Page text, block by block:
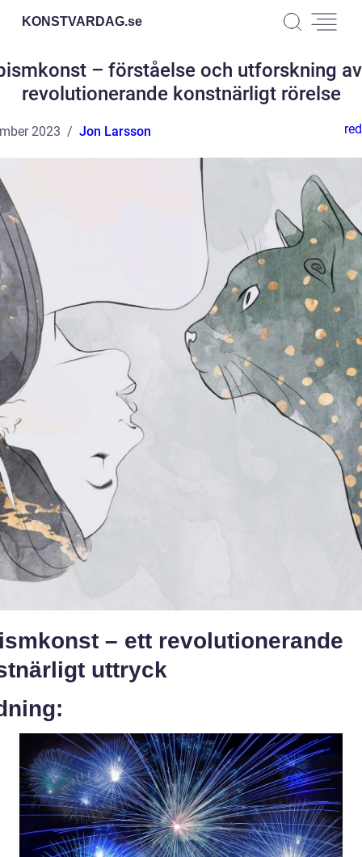
KONSTVARDAG.se
– förståelse och utforskning
revolutionerande konstnärligt rörelse
2023 Jon Larsson
– ett revolutionerande
uttryck